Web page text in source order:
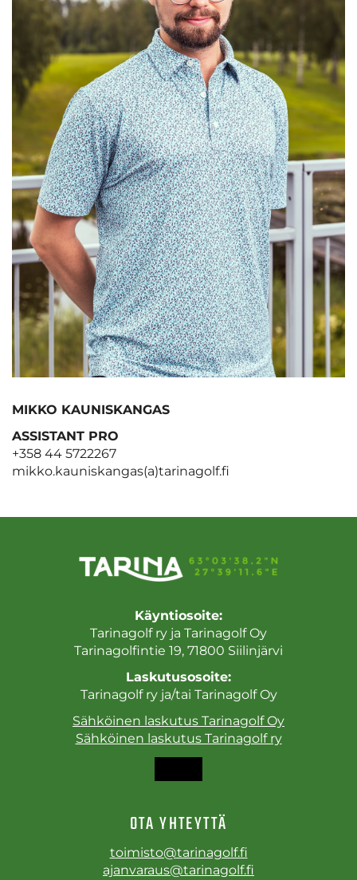
MIKKO KAUNISKANGAS
ASSISTANT PRO
+358 44 5722267
mikko.kauniskangas(a)tarinagolf.fi
Käyntiosoite:
Tarinagolf ry ja Tarinagolf Oy
Tarinagolfintie 19, 71800 Siilinjärvi
Laskutusosoite:
Tarinagolf ry ja/tai Tarinagolf Oy
Sähköinen laskutus Tarinagolf Oy
Sähköinen laskutus Tarinagolf ry
OTA YHTEYTTÄ
toimisto@tarinagolf.fi
ajanvaraus@tarinagolf.fi